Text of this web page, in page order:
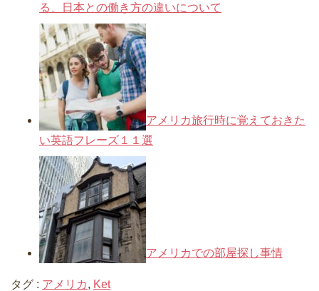
る、日本との働き方の違いについて
アメリカ旅行時に覚えておきた
い英語フレーズ１１選
アメリカでの部屋探し事情
タグ : アメリカ, Ket